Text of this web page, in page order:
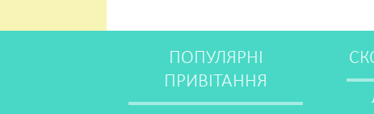
ПОПУЛЯРНІ
ПРИВІТАННЯ